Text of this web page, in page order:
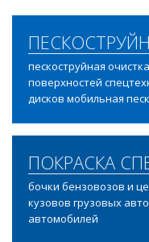
пескоструйная
поверхностей
дисков мобильная
ПОКРАСКА
бочки бензовозов и
кузовов грузовых
автомобилей